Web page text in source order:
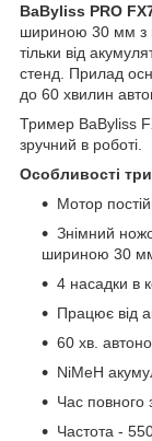
BaByliss PRO
шириною 30 мм з
тільки від
стенд. Прилад
до 60 хвилин
Тример BaByliss
зручний в роботі.
Особливості
Мотор
Знімний
шириною 30
4 насадки в
Працює від
60 хв.
NiMeH
Час повного
Частота -